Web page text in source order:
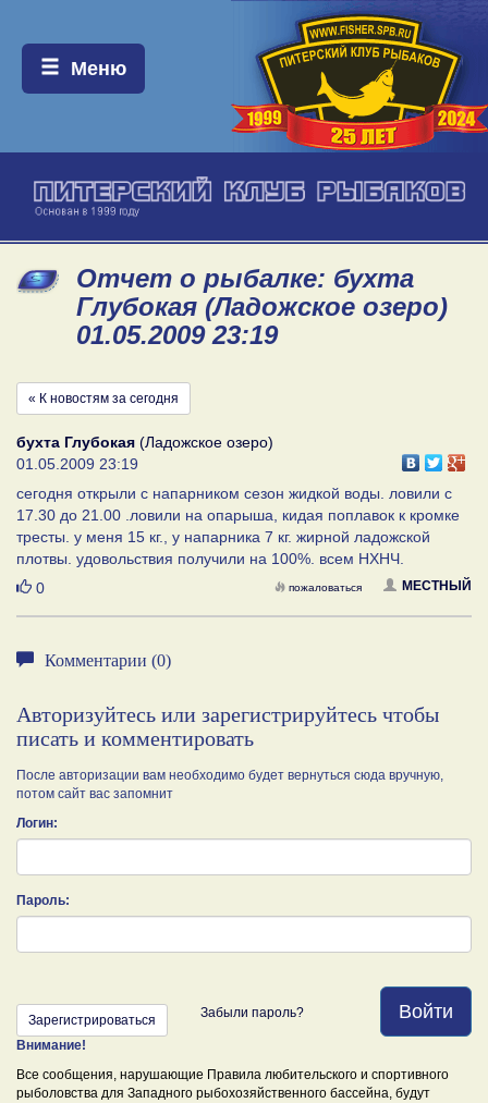
Меню:
Меню
Отчет о рыбалке: бухта
Глубокая (Ладожское озеро)
01.05.2009 23:19
« К новостям за сегодня
бухта Глубокая (Ладожское озеро)
01.05.2009 23:19
сегодня открыли с напарником сезон жидкой воды. ловили с
17.30 до 21.00 .ловили на опарыша, кидая поплавок к кромке
тресты. у меня 15 кг., у напарника 7 кг. жирной ладожской
плотвы. удовольствия получили на 100%. всем НХНЧ.
Нравится
0 МЕСТНЫЙ
пожаловаться
Комментарии (0)
Авторизуйтесь или зарегистрируйтесь чтобы
писать и комментировать
После авторизации вам необходимо будет вернуться сюда вручную,
потом сайт вас запомнит
Логин:
Пароль:
Войти
Зарегистрироваться Забыли пароль?
Внимание!
Все сообщения, нарушающие Правила любительского и спортивного
рыболовства для Западного рыбохозяйственного бассейна, будут